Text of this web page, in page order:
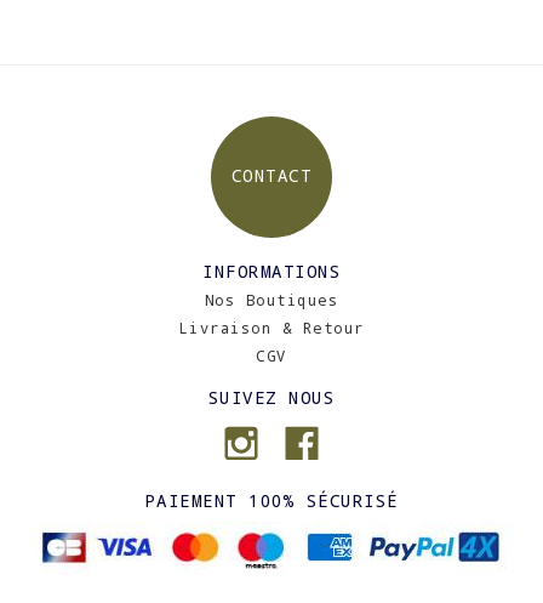
CONTACT
INFORMATIONS
Nos Boutiques
Livraison & Retour
CGV
SUIVEZ NOUS
PAIEMENT 100% SÉCURISÉ